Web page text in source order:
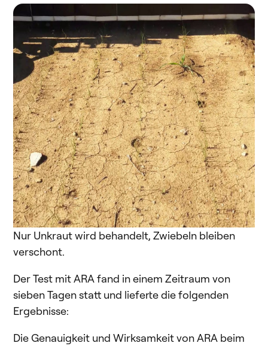
Nur Unkraut wird behandelt, Zwiebeln bleiben
verschont.
Der Test mit ARA fand in einem Zeitraum von
sieben Tagen statt und lieferte die folgenden
Ergebnisse:
Die Genauigkeit und Wirksamkeit von ARA beim